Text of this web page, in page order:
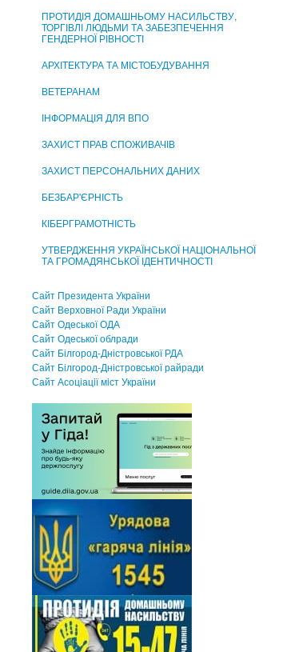
ПРОТИДІЯ ДОМАШНЬОМУ НАСИЛЬСТВУ,
ТОРГІВЛІ ЛЮДЬМИ ТА ЗАБЕЗПЕЧЕННЯ
ГЕНДЕРНОЇ РІВНОСТІ
АРХІТЕКТУРА ТА МІСТОБУДУВАННЯ
ВЕТЕРАНАМ
ІНФОРМАЦІЯ ДЛЯ ВПО
ЗАХИСТ ПРАВ СПОЖИВАЧІВ
ЗАХИСТ ПЕРСОНАЛЬНИХ ДАНИХ
БЕЗБАР'ЄРНІСТЬ
КІБЕРГРАМОТНІСТЬ
УТВЕРДЖЕННЯ УКРАЇНСЬКОЇ НАЦІОНАЛЬНОЇ
ТА ГРОМАДЯНСЬКОЇ ІДЕНТИЧНОСТІ
Сайт Президента України
Сайт Верховної Ради України
Сайт Одеської ОДА
Сайт Одеської облради
Сайт Білгород-Дністровської РДА
Сайт Білгород-Дністровської райради
Сайт Асоцiацiї мiст України